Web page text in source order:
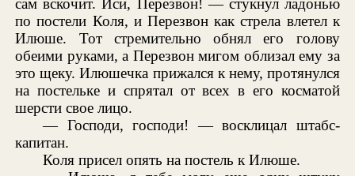
по постели Коля, и Перезвон как стрела влетел к
Илюше. Тот стремительно обнял его голову
обеими руками, а Перезвон мигом облизал ему за
это щеку. Илюшечка прижался к нему, протянулся
на постельке и спрятал от всех в его косматой
шерсти свое лицо.
— Господи, господи! — восклицал штабс-
капитан.
Коля присел опять на постель к Илюше.